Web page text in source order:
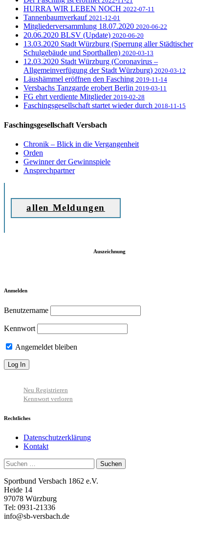
HURRA WIR LEBEN NOCH 2022-07-11
Tannenbaumverkauf 2021-12-01
Mitgliederversammlung 18.07.2020 2020-06-22
20.06.2020 BLSV (Update) 2020-06-20
13.03.2020 Stadt Würzburg (Sperrung aller Städtischer
Schulgebäude und Sporthallen) 2020-03-13
12.03.2020 Stadt Würzburg (Coronavirus –
Allgemeinverfügung der Stadt Würzburg) 2020-03-12
Läushämmel eröffnen den Fasching 2019-11-14
Versbachs Tanzgarde erobert Berlin 2019-03-11
FG ehrt verdiente Mitglieder 2019-02-28
Faschingsgesellschaft startet wieder durch 2018-11-15
Faschingsgesellschaft Versbach
Chronik – Blick in die Vergangenheit
Orden
Gewinner der Gewinnspiele
Ansprechpartner
allen Meldungen
Auszeichnung
Anmelden
Benutzername
Kennwort
Angemeldet bleiben
Neu Registrieren
Kennwort verloren
Rechtliches
Datenschutzerklärung
Kontakt
Suchen
nach:
Sportbund Versbach 1862 e.V.
Heide 14
97078 Würzburg
Tel: 0931-21336
info@sb-versbach.de